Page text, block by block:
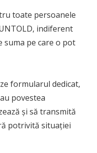
toate persoanele
indiferent
suma pe care o pot
formularul dedicat,
povestea
și să transmită
potrivită situației